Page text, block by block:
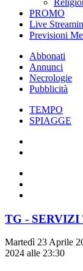
PROMO
Live
Previsioni
Abbonati
Annunci
Necrologie
Pubblicità
TEMPO
SPIAGGE
TG - SERVIZI
Martedì 23 Aprile
2024 alle 23:30